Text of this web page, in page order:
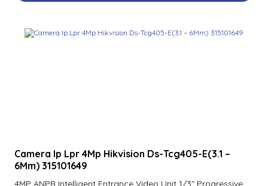
315101649
Camera Ip Lpr 4Mp Hikvision Ds-Tcg405-E(3.1 –
6Mm) 315101649
4MP ANPR Intelligent Entrance Video Unit 1/3″ Progressive